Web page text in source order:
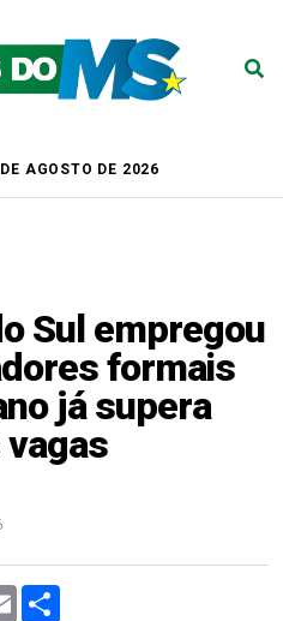
AGOSTO DE 2026
Sul empregou
formais
já supera
Email